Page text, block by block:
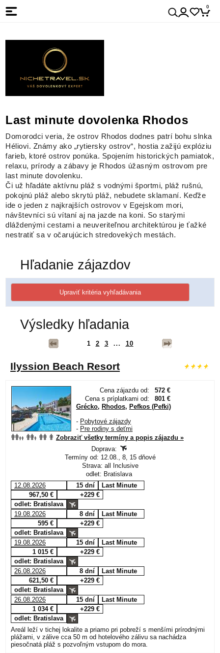
0
Last minute dovolenka Rhodos
Domorodci veria, že ostrov Rhodos dodnes patrí bohu slnka
Héliovi. Známy ako „rytiersky ostrov“, hostia zažijú explóziu
farieb, ktoré ostrov ponúka. Spojením historických pamiatok,
relaxu, prírody a zábavy je Rhodos úžasným ostrovom pre
last minute dovolenku.
Či už hľadáte aktívnu pláž s vodnými športmi, pláž rušnú,
pokojnú pláž alebo skrytú pláž, nebudete sklamaní. Keďže
ide o jeden z najkrajších ostrovov v Egejskom mori,
návštevníci sú vítaní aj na jazde na koni. So starými
dláždenými cestami a neuveriteľnou architektúrou je ťažké
nestratiť sa v očarujúcich stredovekých mestách.